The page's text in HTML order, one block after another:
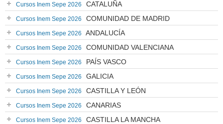
Cursos Inem Sepe 2026 CATALUÑA
Cursos Inem Sepe 2026 COMUNIDAD DE MADRID
Cursos Inem Sepe 2026 ANDALUCÍA
Cursos Inem Sepe 2026 COMUNIDAD VALENCIANA
Cursos Inem Sepe 2026 PAÍS VASCO
Cursos Inem Sepe 2026 GALICIA
Cursos Inem Sepe 2026 CASTILLA Y LEÓN
Cursos Inem Sepe 2026 CANARIAS
Cursos Inem Sepe 2026 CASTILLA LA MANCHA